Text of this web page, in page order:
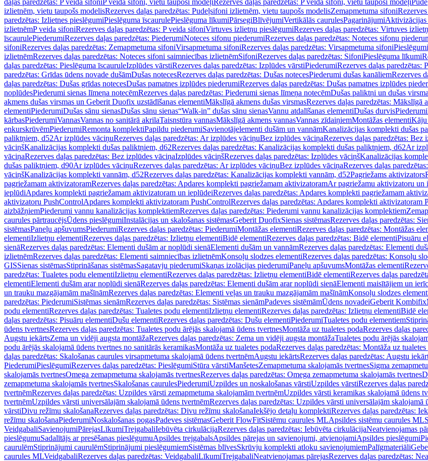
daļas paredzētas: P veida sifoniP veida sifoni, vietu taupoši modeļiRezerves daļas paredzētas: P veida sifoni, vietu taupoši modeļi
izlietnēm, vietu taupošs modelisRezerves daļas paredzētas: Pudeļsifoni izlietnēm, vietu taupošs modelisZemapmetuma sifoni
paredzētas: Izlietnes pieslēgumiPieslēguma īscaurulePieslēguma līkumiPārsegiBlīvējumiVertikālās caurulesPagarinājumiAktivizācijas
izlietnēmP veida sifoniRezerves daļas paredzētas: P veida sifoniVirtuves izlietņu pieslēgumiRezerves daļas paredzētas: Virtuves
īscaurulePiederumiRezerves daļas paredzētas: PiederumiNoteces sifonu piederumiRezerves daļas paredzētas: Noteces sifonu
sifoniRezerves daļas paredzētas: Zemapmetuma sifoniVirsapmetuma sifoniRezerves daļas paredzētas: Virsapmetuma sifoniPieslēgumi
izlietnēmRezerves daļas paredzētas: Noteces sifoni saimniecības izlietnēmSifoniRezerves daļas paredzētas: SifoniPieslēguma līkumi
daļas paredzētas: Pieslēguma īscauruleIzplūdes vārstiRezerves daļas paredzētas: Izplūdes vārstiPiederumiRezerves daļas paredzētas:
paredzētas: Grīdas ūdens novade dušāmDušas notecesRezerves daļas paredzētas: Dušas notecesPiederumi dušas kanāliemRezerves
daļas paredzētas: Dušas grīdas notecesDušas pamatnes izplūdes piederumiRezerves daļas paredzētas: Dušas pamatnes izplūdes
noplūdesPiederumi sienas līmeņa notecēmRezerves daļas paredzētas: Piederumi sienas līmeņa notecēmDušas paliktņi un dušas
akmens dušas virsmas un Geberit Duofix uzstādīšanas elementiMākslīgā akmens dušas virsmasRezerves daļas paredzētas: Mākslīgā
elementiPiederumiDušas sānu sienasDušas sānu sienas“Walk-in” dušas sānu sienasVannu atdalīšanas elementiDušas durvisPiederumi
kārbasPiederumiVannasVannas no sanitārā akrilaTaisnstūra vannasMākslīgā akmens vannasVannas zīdaiņiemMontāžas elementiKāju
enkurskrūvēmPiederumiRemonta komplektiPapildu piederumiSavienotājelementi dušām un vannāmKanalizācijas komplekti dušas
paliktņiem, d52Ar izplūdes vāciņuRezerves daļas paredzētas: Ar izplūdes vāciņuBez izplūdes vāciņaRezerves daļas paredzētas: Bez
vāciņšKanalizācijas komplekti dušas paliktņiem, d62Rezerves daļas paredzētas: Kanalizācijas komplekti dušas paliktņiem, d62Ar
vāciņaRezerves daļas paredzētas: Bez izplūdes vāciņaIzplūdes vāciņšRezerves daļas paredzētas: Izplūdes vāciņšKanalizācijas
dušas paliktņiem, d90Ar izplūdes vāciņuRezerves daļas paredzētas: Ar izplūdes vāciņuBez izplūdes vāciņaRezerves daļas
vāciņšKanalizācijas komplekti vannām, d52Rezerves daļas paredzētas: Kanalizācijas komplekti vannām, d52Pagriežams aktivizators
pagriežamam aktivizatoramRezerves daļas paredzētas: Apdares komplekti pagriežamam aktivizatoramAr pagriežamu aktivizatoru un
ieplūdiApdares komplekti pagriežamam aktivizatoram un ieplūdeiRezerves daļas paredzētas: Apdares komplekti pagriežamam
aktivizatoru PushControlApdares komplekti aktivizatoram PushControlRezerves daļas paredzētas: Apdares komplekti aktivizatoram
aizbāžņiemPiederumi vannu kanalizācijas komplektiemRezerves daļas paredzētas: Piederumi vannu kanalizācijas komplektiem
caurules pārtraucējsŪdens pieslēgumiInstalācijas un skalošanas sistēmasGeberit DuofixSienas sistēmasRezerves daļas paredzētas:
sistēmasPaneļu apšuvumsPiederumiRezerves daļas paredzētas: PiederumiMontāžas elementiRezerves daļas paredzētas: Montāžas
elementiIzlietņu elementiRezerves daļas paredzētas: Izlietņu elementiBidē elementiRezerves daļas paredzētas: Bidē elementiPisuāru
sienāRezerves daļas paredzētas: Elementi dušām ar noplūdi sienāElementi dušām un vannāmRezerves daļas paredzētas: Elementi
izlietnēmRezerves daļas paredzētas: Elementi saimniecības izlietnēmKonsoļu slodzes elementiRezerves daļas paredzētas: Konsoļu
GISSienas sistēmasStiprināšanas sistēmasSagatavju piederumiSkaņas izolācijas piederumiPaneļu apšuvumsMontāžas elementi
paredzētas: Tualetes podu elementiIzlietņu elementiRezerves daļas paredzētas: Izlietņu elementiBidē elementiRezerves daļas
elementiElementi dušām arar noplūdi sienāRezerves daļas paredzētas: Elementi dušām arar noplūdi sienāElementi maisītājiem un
un trauku mazgājamām mašīnāmRezerves daļas paredzētas: Elementi veļas un trauku mazgājamām mašīnāmKonsoļu slodzes
paredzētas: PiederumiSistēmas sienāmRezerves daļas paredzētas: Sistēmas sienāmPadeves sistēmāmŪdens novadeiGeberit Kombifix
podu elementiRezerves daļas paredzētas: Tualetes podu elementiIzlietņu elementiRezerves daļas paredzētas: Izlietņu elementiBidē
daļas paredzētas: Pisuāru elementiDušu elementiRezerves daļas paredzētas: Dušu elementiPiederumiTualetes podu elementiem
ūdens tvertnesRezerves daļas paredzētas: Tualetes podu ārējās skalojamā ūdens tvertnesMontāža uz tualetes podaRezerves daļas
Augstu iekārtsZema un vidēji augsta montāžaRezerves daļas paredzētas: Zema un vidēji augsta montāžaTualetes podu ārējās
podu ārējās skalojamā ūdens tvertnes no sanitārās keramikasMontāža uz tualetes podaRezerves daļas paredzētas: Montāža uz tualetes
daļas paredzētas: Skalošanas caurules virsapmetuma skalojamā ūdens tvertnēmAugstu iekārtsRezerves daļas paredzētas: Augstu
PiederumiPieslēgumiRezerves daļas paredzētas: PieslēgumiStūra vārstiManšetesZemapmetuma skalojamās tvertnesSigma
skalojamās tvertnesOmega zemapmetuma skalojamās tvertnesRezerves daļas paredzētas: Omega zemapmetuma skalojamās tvertnes
zemapmetuma skalojamās tvertnesSkalošanas caurulesPiederumiUzpildes un noskalošanas vārstiUzpildes vārstiRezerves daļas
tvertnēmRezerves daļas paredzētas: Uzpildes vārsti zemapmetuma skalojamām tvertnēmUzpildes vārsti keramikas skalojamā ūdens
tvertnēmUzpildes vārsti universālajām skalojamā ūdens tvertnēmRezerves daļas paredzētas: Uzpildes vārsti universālajām skalojamā
vārstiDivu režīmu skalošanaRezerves daļas paredzētas: Divu režīmu skalošanaIekšējo detaļu komplektiRezerves daļas paredzētas:
režīmu skalošanaPiederumiNoskalošanas pogasPadeves sistēmasGeberit FlowFitSistēmu caurules MLApsildes sistēmu caurules ML
VeidgabaliSavienojumiPārejasLīkumiTrejgabaliIebūvēta cirkulācijaRezerves daļas paredzētas: Iebūvēta cirkulācijaNeatvienojamas
pieslēgumuSadalītājs ar presēšanas pieslēgumuApsildes trejgabalsApsildes pārejas un savienojumi, atvienojamiApsildes pieslēgumi
caurulēmStiprinājumi caurulēmStiprinājumi pieslēgumiemSistēmas blīvesSkrūvju komplekti atloku savienojumiemPalīgmateriāli
caurules MLVeidgabaliRezerves daļas paredzētas: VeidgabaliLīkumiTrejgabaliNeatvienojamas pārejasRezerves daļas paredzētas: